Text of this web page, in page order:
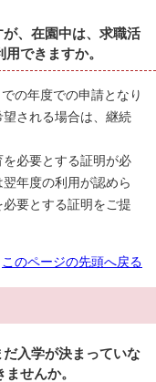
、在園中は、求職活
できますか。
の年度での申請となり
される場合は、継続
必要とする証明が必
年度の利用が認めら
要とする証明をご提
このページの先頭へ戻る
入学が決まっていな
せんか。